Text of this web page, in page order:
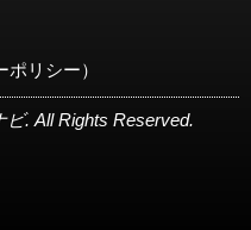
リシー）
. All Rights Reserved.